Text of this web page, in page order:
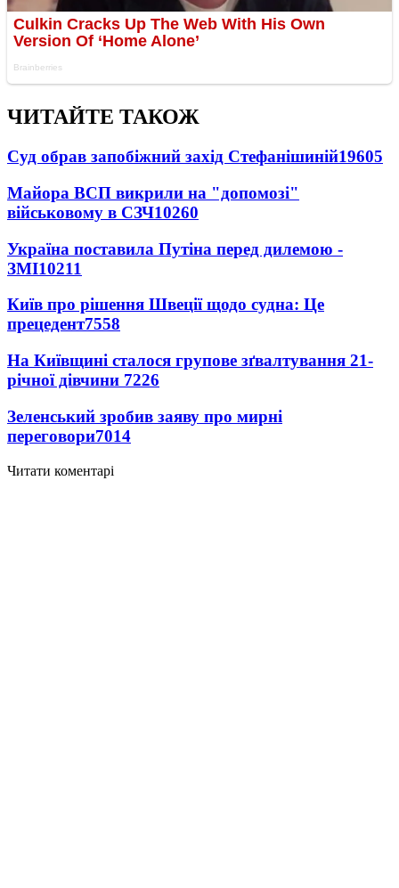
ЧИТАЙТЕ ТАКОЖ
Суд обрав запобіжний захід Стефанішиній19605
Майора ВСП викрили на "допомозі"
військовому в СЗЧ10260
Україна поставила Путіна перед дилемою -
ЗМІ10211
Київ про рішення Швеції щодо судна: Це
прецедент7558
На Київщині сталося групове зґвалтування 21-
річної дівчини 7226
Зеленський зробив заяву про мирні
переговори7014
Читати коментарі